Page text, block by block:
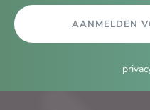
AANMELDEN